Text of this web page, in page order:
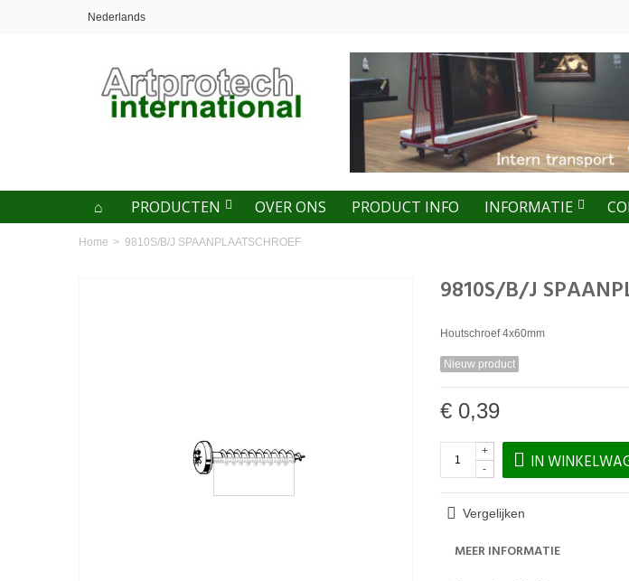
Nederlands
PRODUCTEN OVER ONS PRODUCT INFO INFORMATIE
Home > 9810S/B/J SPAANPLAATSCHROEF
9810S/B/J
Houtschroef 4x60mm
Nieuw product
€ 0,39
-
+ IN
Vergelijken
MEER INFORMATIE